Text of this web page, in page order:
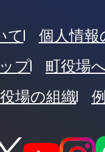
て
個人情
プ
町役場
場の組織